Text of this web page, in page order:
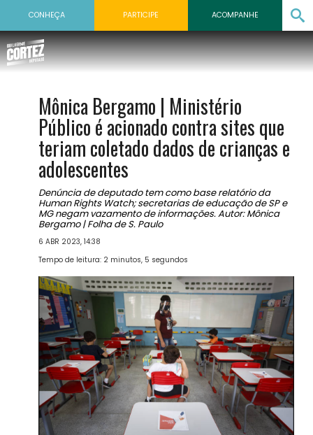
CONHEÇA PARTICIPE ACOMPANHE
Mônica Bergamo | Ministério
Público é acionado contra sites que
teriam coletado dados de crianças e
adolescentes
Denúncia de deputado tem como base relatório da
Human Rights Watch; secretarias de educação de SP e
MG negam vazamento de informações. Autor: Mônica
Bergamo | Folha de S. Paulo
6 ABR 2023, 14:38
Tempo de leitura: 2 minutos, 5 segundos